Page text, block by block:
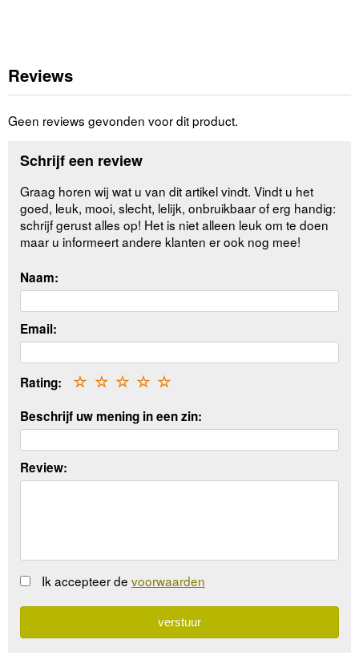
Reviews
Geen reviews gevonden voor dit product.
Schrijf een review
Graag horen wij wat u van dit artikel vindt. Vindt u het
goed, leuk, mooi, slecht, lelijk, onbruikbaar of erg handig:
schrijf gerust alles op! Het is niet alleen leuk om te doen
maar u informeert andere klanten er ook nog mee!
Naam:
Email:
Rating: ☆
☆
☆
☆
☆
Beschrijf uw mening in een zin:
Review:
Ik accepteer de voorwaarden